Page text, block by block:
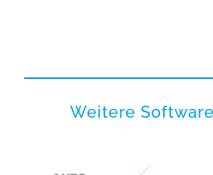
Weitere